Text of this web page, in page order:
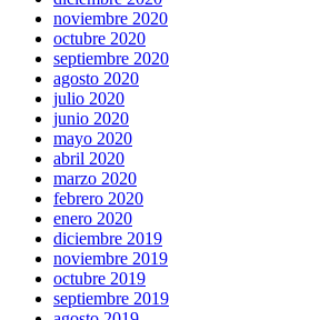
noviembre 2020
octubre 2020
septiembre 2020
agosto 2020
julio 2020
junio 2020
mayo 2020
abril 2020
marzo 2020
febrero 2020
enero 2020
diciembre 2019
noviembre 2019
octubre 2019
septiembre 2019